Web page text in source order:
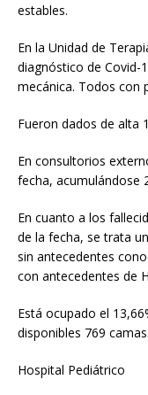
estables.
En la Unidad de
diagnóstico de Covid-
mecánica. Todos con
Fueron dados de alta
En consultorios
fecha, acumulándose
En cuanto a los
de la fecha, se trata
sin antecedentes
con antecedentes de
Está ocupado el
disponibles 769 camas.
Hospital Pediátrico